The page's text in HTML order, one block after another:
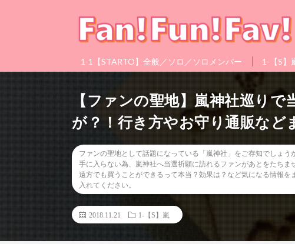
1-1【STARTO】全般／ソロ／ソロメンバー 1-【S】
【ファンの聖地】嵐神社巡り
が？！行き方やお守り通販など
ファンの聖地として話題になっている「嵐神社」をご存知でしょ
手に入らない為、嵐神社へ当選祈願に訪れるファンがあとをたち
遠方でも買うことができるって本当？効果は？など気になる情報
入れてください。
2018.11.21 1-【S】嵐